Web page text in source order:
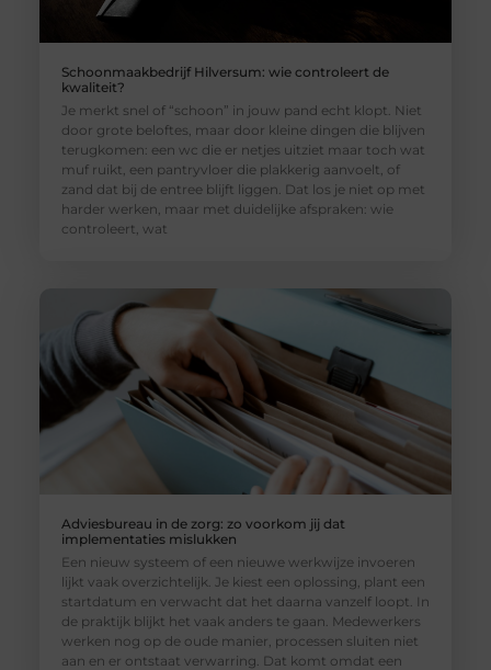
Schoonmaakbedrijf Hilversum: wie controleert de
kwaliteit?
Je merkt snel of “schoon” in jouw pand echt klopt. Niet
door grote beloftes, maar door kleine dingen die blijven
terugkomen: een wc die er netjes uitziet maar toch wat
muf ruikt, een pantryvloer die plakkerig aanvoelt, of
zand dat bij de entree blijft liggen. Dat los je niet op met
harder werken, maar met duidelijke afspraken: wie
controleert, wat
Adviesbureau in de zorg: zo voorkom jij dat
implementaties mislukken
Een nieuw systeem of een nieuwe werkwijze invoeren
lijkt vaak overzichtelijk. Je kiest een oplossing, plant een
startdatum en verwacht dat het daarna vanzelf loopt. In
de praktijk blijkt het vaak anders te gaan. Medewerkers
werken nog op de oude manier, processen sluiten niet
aan en er ontstaat verwarring. Dat komt omdat een